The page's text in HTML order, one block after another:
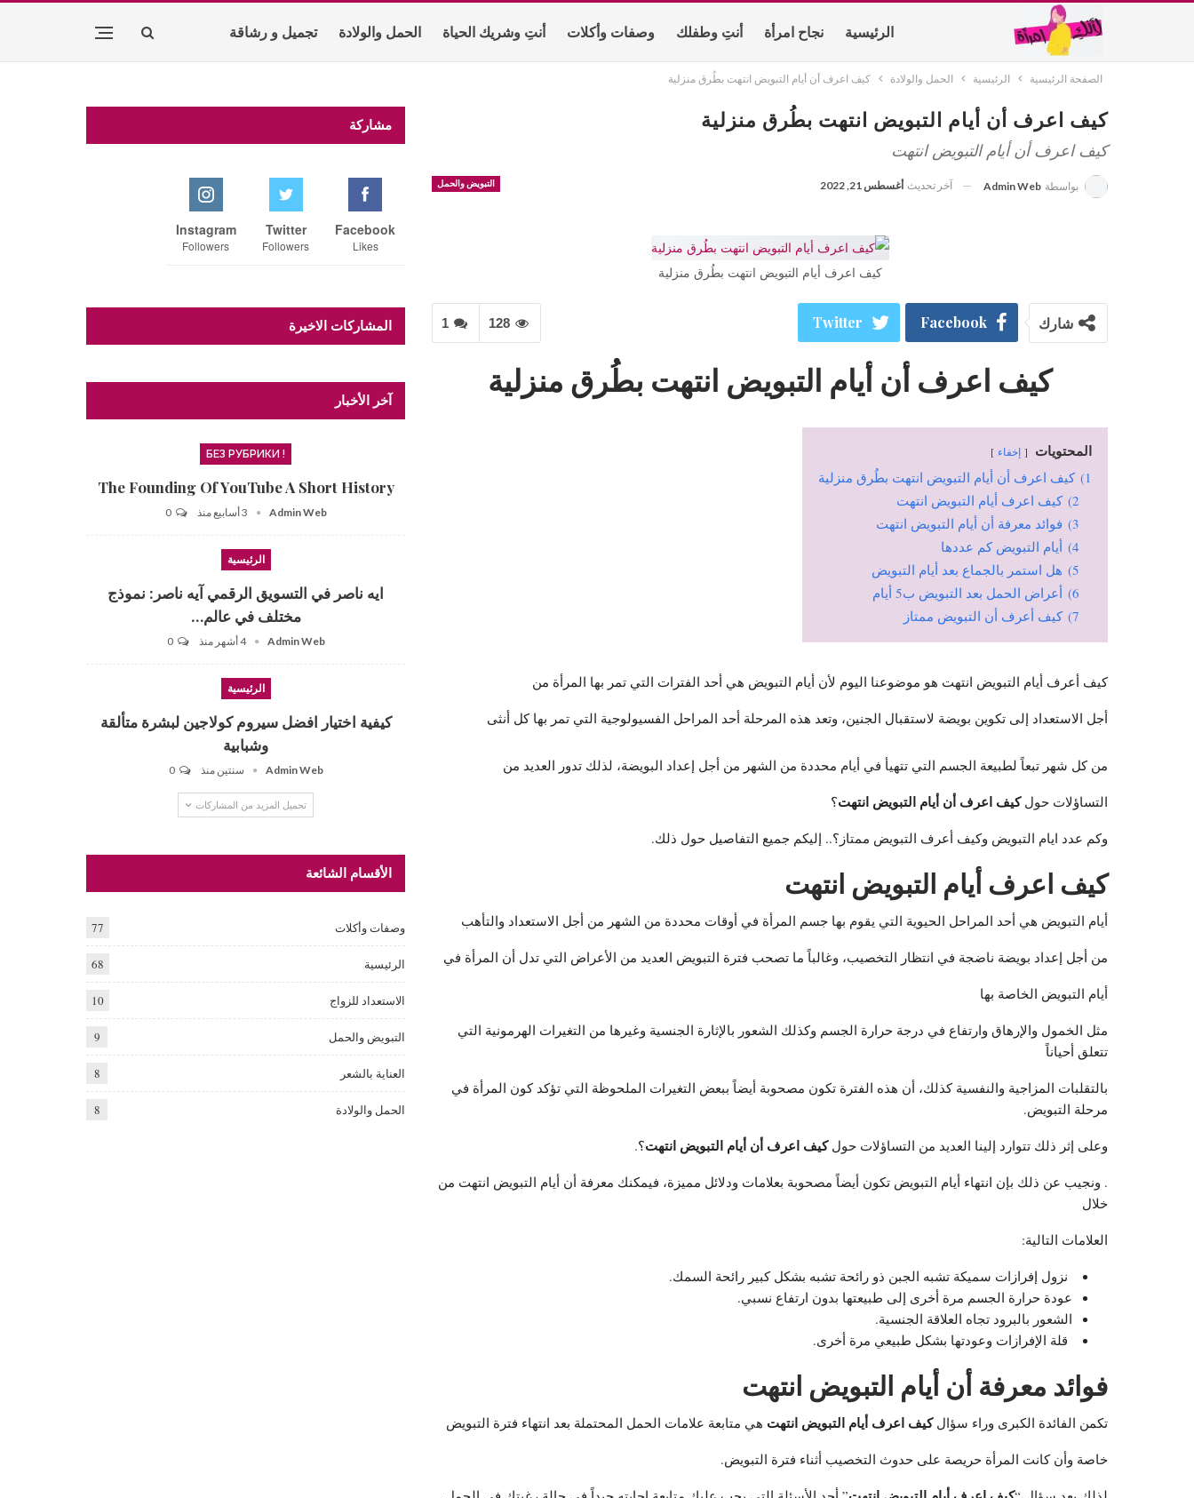
الرئيسية نجاح امرأة أنتِ وطفلك وصفات وأكلات أنتِ وشريك الحياة الحمل والولادة تجميل و رشاقة
أتصل بنا من نحن
الصفحة الرئيسية الرئيسية الحمل والولادة كيف اعرف أن أيام التبويض انتهت بطُرق منزلية
كيف اعرف أن أيام التبويض انتهت بطُرق منزلية
كيف اعرف أن أيام التبويض انتهت
التبويض والحمل بواسطة Admin Web آخر تحديث أغسطس 21, 2022
كيف اعرف أيام التبويض انتهت بطُرق منزلية
1 128 شارك Facebook
Twitter
كيف اعرف أن أيام التبويض انتهت بطُرق منزلية
المحتويات إخفاء
1)
كيف اعرف أن أيام التبويض انتهت بطُرق منزلية
2) كيف اعرف أيام التبويض انتهت
3)
فوائد معرفة أن أيام التبويض انتهت
4) أيام التبويض كم عددها
5) هل استمر بالجماع بعد أيام التبويض
6) أعراض الحمل بعد التبويض ب5 أيام
7) كيف أعرف أن التبويض ممتاز
كيف أعرف أيام التبويض انتهت هو موضوعنا اليوم لأن أيام التبويض هي أحد الفترات التي تمر بها المرأة من
أجل الاستعداد إلى تكوين بويضة لاستقبال الجنين، وتعد هذه المرحلة أحد المراحل الفسيولوجية التي تمر بها كل أنثى
من كل شهر تبعاً لطبيعة الجسم التي تتهيأ في أيام محددة من الشهر من أجل إعداد البويضة، لذلك تدور العديد من
التساؤلات حولكيف اعرف أن أيام التبويض انتهت؟
وكم عدد ايام التبويض وكيف أعرف التبويض ممتاز؟.. إليكم جميع التفاصيل حول ذلك.
كيف اعرف أيام التبويض انتهت
أيام التبويض هي أحد المراحل الحيوية التي يقوم بها جسم المرأة في أوقات محددة من الشهر من أجل الاستعداد والتأهب
من أجل إعداد بويضة ناضجة في انتظار التخصيب، وغالباً ما تصحب فترة التبويض العديد من الأعراض التي تدل أن المرأة في
أيام التبويض الخاصة بها
مثل الخمول والإرهاق وارتفاع في درجة حرارة الجسم وكذلك الشعور بالإثارة الجنسية وغيرها من التغيرات الهرمونية التي
تتعلق أحياناً
بالتقلبات المزاجية والنفسية كذلك، أن هذه الفترة تكون مصحوبة أيضاً ببعض التغيرات الملحوظة التي تؤكد كون المرأة في
مرحلة التبويض.
وعلى إثر ذلك تتوارد إلينا العديد من التساؤلات حولكيف اعرف أن أيام التبويض انتهت؟.
. ونجيب عن ذلك بإن انتهاء أيام التبويض تكون أيضاً مصحوبة بعلامات ودلائل مميزة، فيمكنك معرفة أن أيام التبويض انتهت من
خلال
العلامات التالية:
نزول إفرازات سميكة تشبه الجبن ذو رائحة تشبه بشكل كبير رائحة السمك.
عودة حرارة الجسم مرة أخرى إلى طبيعتها بدون ارتفاع نسبي.
الشعور بالبرود تجاه العلاقة الجنسية.
قلة الإفرازات وعودتها بشكل طبيعي مرة أخرى.
فوائد معرفة أن أيام التبويض انتهت
تكمن الفائدة الكبرى وراء سؤالكيف اعرف أيام التبويض انتهت هي متابعة علامات الحمل المحتملة بعد انتهاء فترة التبويض
خاصة وأن كانت المرأة حريصة على حدوث التخصيب أثناء فترة التبويض.
مشاركة
Facebook
Likes
Twitter
Followers
Instagram
Followers
المشاركات الاخيرة
آخر الأخبار
! БЕЗ РУБРИКИ
The Founding Of YouTube A Short History
Admin Web 3 أسابيع منذ 0
الرئيسية
ايه ناصر في التسويق الرقمي آيه ناصر: نموذج
مختلف في عالم…
Admin Web 4 أشهر منذ 0
الرئيسية
كيفية اختيار افضل سيروم كولاجين لبشرة متألقة
وشبابية
Admin Web سنتين منذ 0
تحميل المزيد من المشاركات
الأقسام الشائعة
وصفات وأكلات 77
الرئيسية 68
الاستعداد للزواج 10
التبويض والحمل 9
العناية بالشعر 8
الحمل والولادة 8